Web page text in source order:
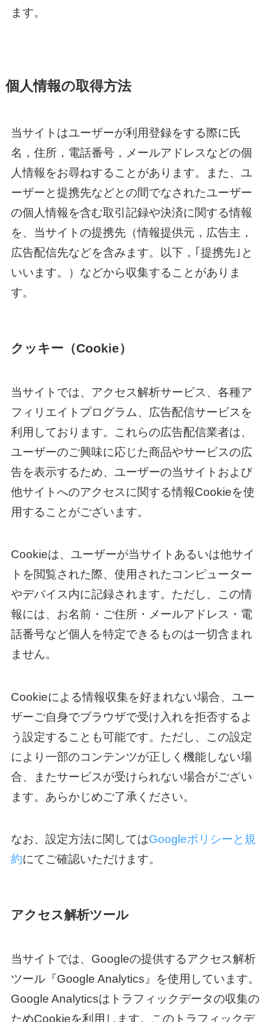
ます。
個人情報の取得方法
当サイトはユーザーが利用登録をする際に氏
名，住所，電話番号，メールアドレスなどの個
人情報をお尋ねすることがあります。また、ユ
ーザーと提携先などとの間でなされたユーザー
の個人情報を含む取引記録や決済に関する情報
を、当サイトの提携先（情報提供元，広告主，
広告配信先などを含みます。以下，｢提携先｣と
いいます。）などから収集することがありま
す。
クッキー（Cookie）
当サイトでは、アクセス解析サービス、各種ア
フィリエイトプログラム、広告配信サービスを
利用しております。これらの広告配信業者は、
ユーザーのご興味に応じた商品やサービスの広
告を表示するため、ユーザーの当サイトおよび
他サイトへのアクセスに関する情報Cookieを使
用することがございます。
Cookieは、ユーザーが当サイトあるいは他サイ
トを閲覧された際、使用されたコンピューター
やデバイス内に記録されます。ただし、この情
報には、お名前・ご住所・メールアドレス・電
話番号など個人を特定できるものは一切含まれ
ません。
Cookieによる情報収集を好まれない場合、ユー
ザーご自身でブラウザで受け入れを拒否するよ
う設定することも可能です。ただし、この設定
により一部のコンテンツが正しく機能しない場
合、またサービスが受けられない場合がござい
ます。あらかじめご了承ください。
なお、設定方法に関してはGoogleポリシーと規
約にてご確認いただけます。
アクセス解析ツール
当サイトでは、Googleの提供するアクセス解析
ツール『Google Analytics』を使用しています。
Google Analyticsはトラフィックデータの収集の
ためCookieを利用します。このトラフィックデ